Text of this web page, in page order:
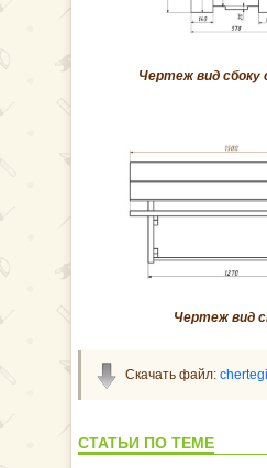
Чертеж вид сбоку
Чертеж вид
Скачать файл:
СТАТЬИ ПО ТЕМЕ